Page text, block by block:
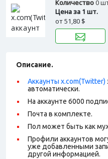
Количество0
Цена за 1 шт.
от51,80 $
Описание.
Аккаунты x.com(Twitter)
автоматически.
На аккаунте 6000
Почта в комплекте.
Пол может быть как
Профили аккаунтов
уже добавленными
другой информацией.